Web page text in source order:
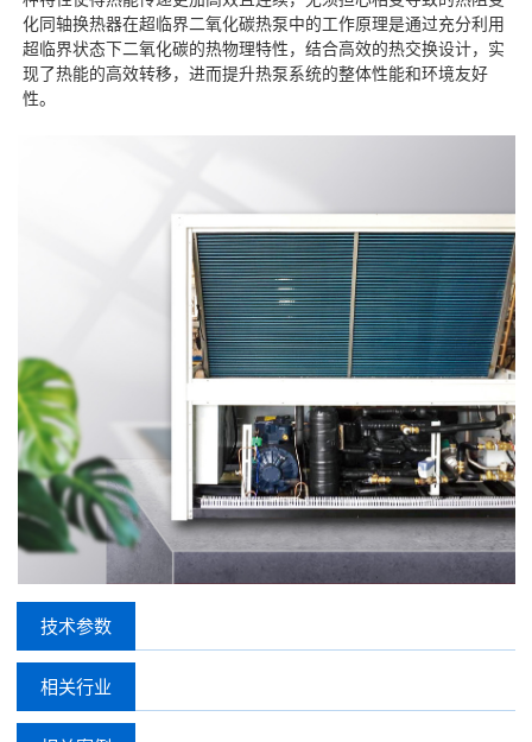
化同轴换热器在超临界二氧化碳热泵中的工作原理是通过充分利用
超临界状态下二氧化碳的热物理特性，结合高效的热交换设计，实
现了热能的高效转移，进而提升热泵系统的整体性能和环境友好
性。
技术参数
相关行业